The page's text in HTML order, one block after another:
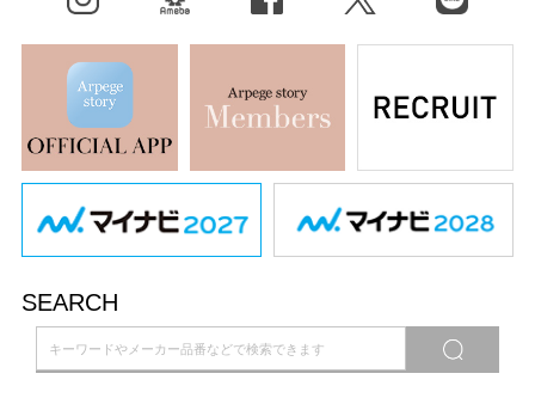
SEARCH